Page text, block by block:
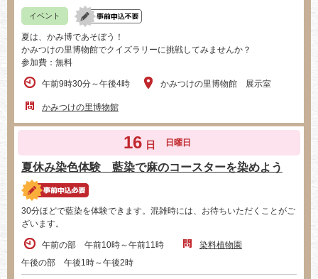
イベント
夏は、かみ博であそぼう！
かみつけの里博物館でクイズラリーに挑戦してみませんか？
参加費：無料
午前9時30分～午後4時 かみつけの里博物館 展示室
かみつけの里博物館
16 日 日曜日
夏休み染色体験 藍染で麻のコースターを染めよう
30分ほどで藍染を体験できます。混雑時には、お待ちいただくことがご
ざいます。
午前の部 午前10時～午前11時
午後の部 午後1時～午後2時
染料植物園